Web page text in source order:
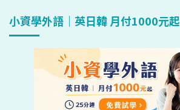
小資學外語｜英日韓 月付1000元起